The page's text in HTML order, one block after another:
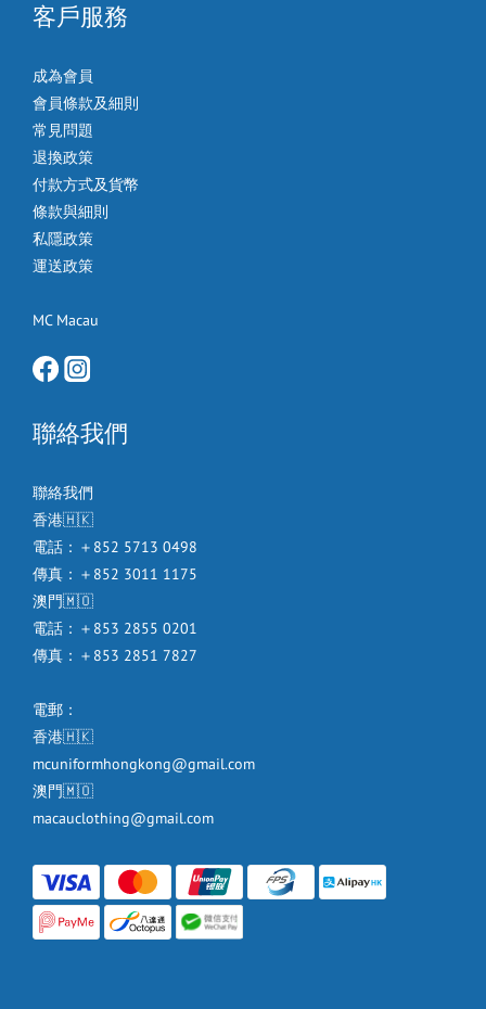
客戶服務
成為會員
會員條款及細則
常見問題
退換政策
付款方式及貨幣
條款與細則
私隱政策
運送政策
MC Macau
聯絡我們
聯絡我們
香港🇭🇰
電話：＋852 5713 0498
傳真：＋852 3011 1175
澳門🇲🇴
電話：＋853 2855 0201
傳真：＋853 2851 7827
電郵：
香港🇭🇰
mcuniformhongkong@gmail.com
澳門🇲🇴
macauclothing@gmail.com